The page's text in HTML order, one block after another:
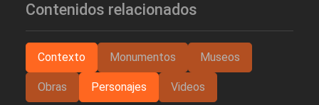
Contenidos relacionados
Contexto Monumentos Museos
Obras Personajes Videos